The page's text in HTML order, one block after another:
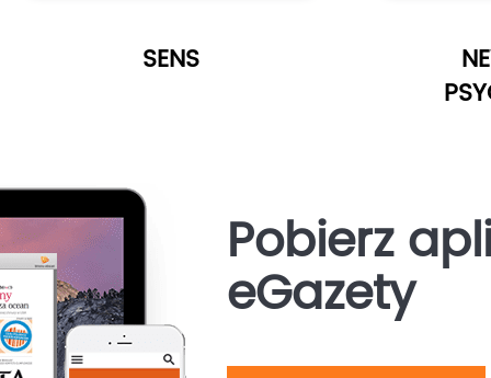
SENS
Pobierz
eGazety